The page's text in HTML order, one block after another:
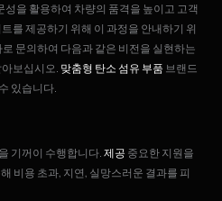
을 활용하여 차량의 품격을 높이고 고객
를 제공하기 위해 이 과정을 안내하기 위
문의하여 다음과 같은 비전을 실현하는
보십시오. 맞춤형 탄소 섬유 부품 브랜드
있습니다.
기꺼이 수행합니다.제공 중요한 지원을
비용 초과, 지연, 실망스러운 결과를 피